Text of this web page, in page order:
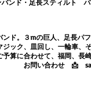
ド・足長スティルト パ
ド。３mの巨人、足長パ
ック、皿回し、一輪車、
算に合わせて、福岡、長
わせ 📩